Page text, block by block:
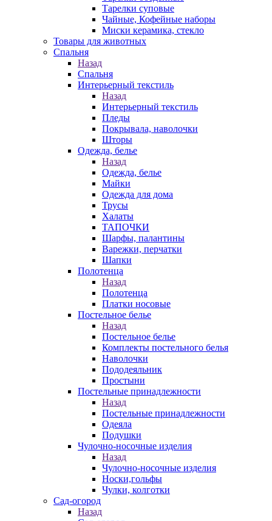
Тарелки суповые
Чайные, Кофейные наборы
Миски керамика, стекло
Товары для животных
Спальня
Назад
Спальня
Интерьерный текстиль
Назад
Интерьерный текстиль
Пледы
Покрывала, наволочки
Шторы
Одежда, белье
Назад
Одежда, белье
Майки
Одежда для дома
Трусы
Халаты
ТАПОЧКИ
Шарфы, палантины
Варежки, перчатки
Шапки
Полотенца
Назад
Полотенца
Платки носовые
Постельное белье
Назад
Постельное белье
Комплекты постельного белья
Наволочки
Пододеяльник
Простыни
Постельные принадлежности
Назад
Постельные принадлежности
Одеяла
Подушки
Чулочно-носочные изделия
Назад
Чулочно-носочные изделия
Носки,гольфы
Чулки, колготки
Сад-огород
Назад